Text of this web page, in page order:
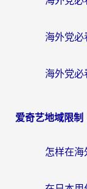
爱奇艺地域限制